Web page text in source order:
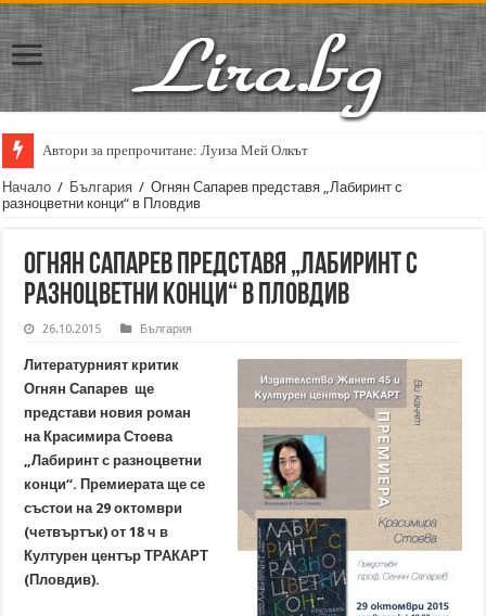
Автори за препрочитане: Луиза Мей Олкът
Начало / България / Огнян Сапарев представя „Лабиринт с
разноцветни конци“ в Пловдив
Огнян Сапарев представя „Лабиринт с
разноцветни конци“ в Пловдив
26.10.2015 България
Литературният критик
Огнян Сапарев ще
представи новия роман
на Красимира Стоева
„Лабиринт с разноцветни
конци“. Премиерата ще се
състои на 29 октомври
(четвъртък) от 18 ч в
Културен център ТРАКАРТ
(Пловдив).